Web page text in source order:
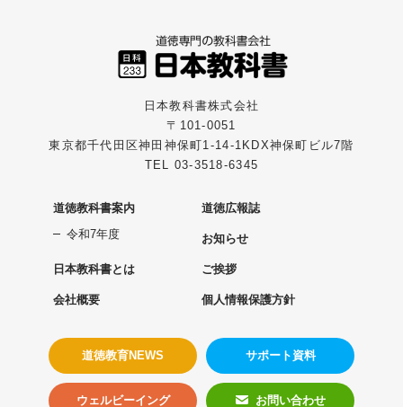
日本教科書株式会社
〒101-0051
東京都千代田区神田神保町1-14-1KDX神保町ビル7階
TEL 03-3518-6345
道徳教科書案内
令和7年度
道徳広報誌
お知らせ
日本教科書とは
会社概要
ご挨拶
個人情報保護方針
道徳教育NEWS サポート資料
ウェルビーイング お問い合わせ